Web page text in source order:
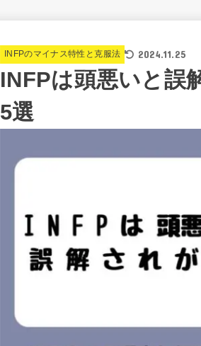
INFPのマイナス特性と克服法 2024.11.25
INFPは頭悪いと誤
5選